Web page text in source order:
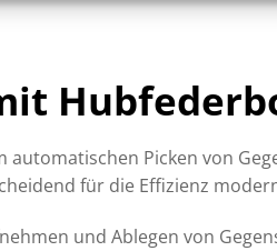
automatischen Picken von
für die Effizienz
und Ablegen von